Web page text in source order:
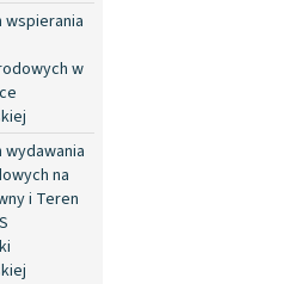
wspierania
w
wydawania
na
i Teren